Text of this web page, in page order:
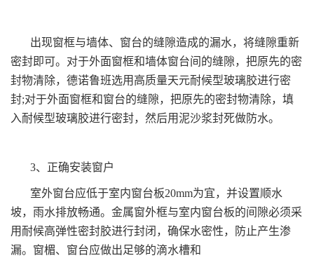
出现窗框与墙体、窗台的缝隙造成的漏水，将缝隙重新
密封即可。对于外面窗框和墙体窗台间的缝隙，把原先的密
封物清除，德诺鲁班选用高质量天元耐候型玻璃胶进行密
封;对于外面窗框和窗台的缝隙，把原先的密封物清除，填
入耐候型玻璃胶进行密封，然后用泥沙浆封死做防水。
3、正确安装窗户
室外窗台应低于室内窗台板20mm为宜，并设置顺水
坡，雨水排放畅通。金属窗外框与室内窗台板的间隙必须采
用耐候高弹性密封胶进行封闭，确保水密性，防止产生渗
漏。窗楣、窗台应做出足够的滴水槽和